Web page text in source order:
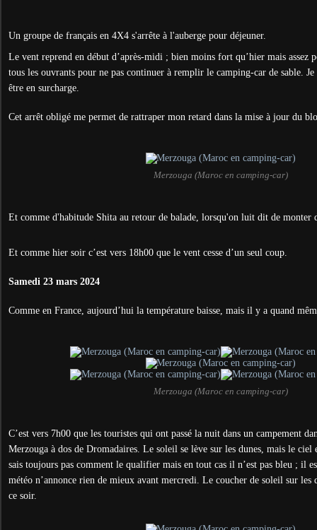
Un groupe de français en 4X4 s'arrête à l'auberge pour déjeuner.
Le vent reprend en début d’après-midi ; bien moins fort qu’hier mais assez
tous les ouvrants pour ne pas continuer à remplir le camping-car de sable.
être en surcharge.
Cet arrêt obligé me permet de rattraper mon retard dans la mise à jour du
Merzouga (Maroc en camping-car)
Et comme d'habitude Shita au retour de balade, lorsqu'on luit dit de monter
Et comme hier soir c’est vers 18h00 que le vent cesse d’un seul coup.
Samedi 23 mars 2024
Comme en France, aujourd’hui la température baisse, mais il y a quand
Merzouga (Maroc en camping-car)
C’est vers 7h00 que les touristes qui ont passé la nuit dans un campement
Merzouga à dos de Dromadaires. Le soleil se lève sur les dunes, mais le
sais toujours pas comment le qualifier mais en tout cas il n’est pas bleu ; il
météo n’annonce rien de mieux avant mercredi. Le coucher de soleil sur les
ce soir.